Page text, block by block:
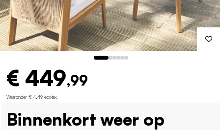
€ 449,99
Waaronder € 4,49 ecotax
Binnenkort weer op